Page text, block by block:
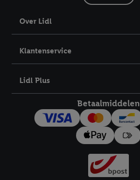
Over Lidl
Klantenservice
Lidl Plus
Betaalmiddelen